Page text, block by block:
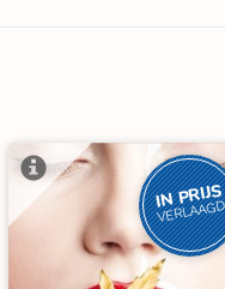
IN PRIJS
VERLAAGD